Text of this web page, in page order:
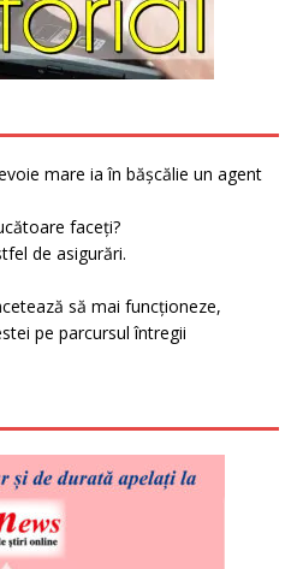
mare ia în bășcălie un agent
faceți?
de asigurări.
să mai funcționeze,
pe parcursul întregii